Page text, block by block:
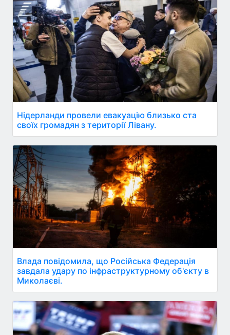
Нідерланди провели евакуацію близько ста
своїх громадян з території Лівану.
Влада повідомила, що Російська Федерація
завдала удару по інфраструктурному об'єкту в
Миколаєві.